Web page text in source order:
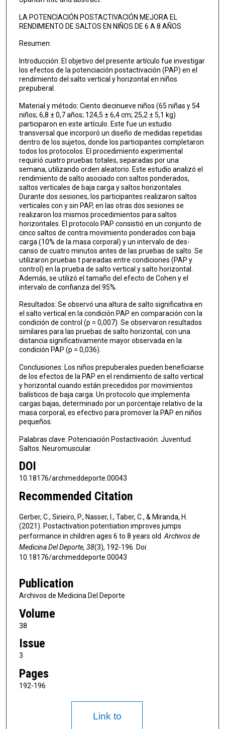
LA POTENCIACIÓN POSTACTIVACIÓN MEJORA EL
RENDIMIENTO DE SALTOS EN NIÑOS DE 6 A 8 AÑOS
Resumen:
Introducción: El objetivo del presente artículo fue investigar
los efectos de la potenciación postactivación (PAP) en el
rendi­miento del salto vertical y horizontal en niños
prepuberal.
Material y método: Ciento diecinueve niños (65 niñas y 54
niños; 6,8 ± 0,7 años; 124,5 ± 6,4 cm; 25,2 ± 5,1 kg)
participaron en este artículo. Este fue un estudio
transversal que incorporó un diseño de medidas repetidas
dentro de los sujetos, donde los participantes completaron
todos los protocolos. El procedimiento experimental
requirió cuatro pruebas totales, separadas por una
semana, utilizando orden aleatorio. Este estudio analizó el
rendimiento de salto asociado con saltos ponderados,
saltos verticales de baja carga y saltos horizontales.
Durante dos sesiones, los participantes realizaron saltos
verticales con y sin PAP, en las otras dos sesiones se
realizaron los mismos procedimientos para saltos
horizontales. El protocolo PAP consistió en un conjunto de
cinco saltos de contra movimiento ponderados con baja
carga (10% de la masa corporal) y un intervalo de des­
canso de cuatro minutos antes de las pruebas de salto. Se
utilizaron pruebas t pareadas entre condiciones (PAP y
control) en la prueba de salto vertical y salto horizontal.
Además, se utilizó el tamaño del efecto de Cohen y el
intervalo de confianza del 95%.
Resultados: Se observó una altura de salto significativa en
el salto vertical en la condición PAP en comparación con la
condición de control (p = 0,007). Se observaron resultados
similares para las pruebas de salto horizontal, con una
distancia significativamente mayor observada en la
condición PAP (p = 0,036).
Conclusiones: Los niños prepuberales pueden beneficiarse
de los efectos de la PAP en el rendimiento de salto vertical
y horizontal cuando están precedidos por movimientos
balísticos de baja carga. Un protocolo que implementa
cargas bajas, determinado por un porcentaje relativo de la
masa corporal, es efectivo para promover la PAP en niños
pequeños.
Palabras clave: Potenciación Postactivación. Juventud.
Saltos. Neuromuscular.
DOI
10.18176/archmeddeporte.00043
Recommended Citation
Gerber, C., Sirieiro, P., Nasser, I., Taber, C., & Miranda, H.
(2021). Postactivation potentiation improves jumps
performance in children ages 6 to 8 years old. Archivos de
Medicina Del Deporte, 38(3), 192-196. Doi:
10.18176/archmeddeporte.00043
Publication
Archivos de Medicina Del Deporte
Volume
38
Issue
3
Pages
192-196
Link to